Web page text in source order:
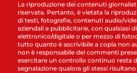
La riproduzione dei contenuti
riservata. Pertanto, è vietata la
di testi, fotografie, contenuti audio/
aziendali e pubblicitarie, con qualsiasi
elettronico/digitale o per mezzo di
tutto quanto è ascrivibile a copia non
non è responsabile dei commenti
esercitare un controllo continuo resta
segnalazione qualora gli stessi